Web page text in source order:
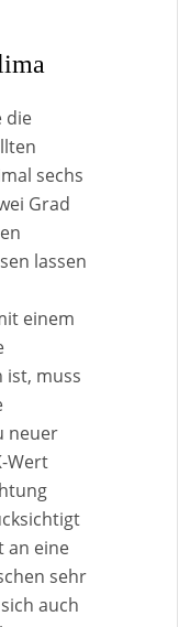
die
sechs
Grad
lassen
einem
ist, muss
neuer
Wert
an eine
sehr
auch